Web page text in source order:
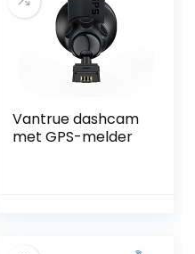
Vantrue dashcam
met GPS-melder